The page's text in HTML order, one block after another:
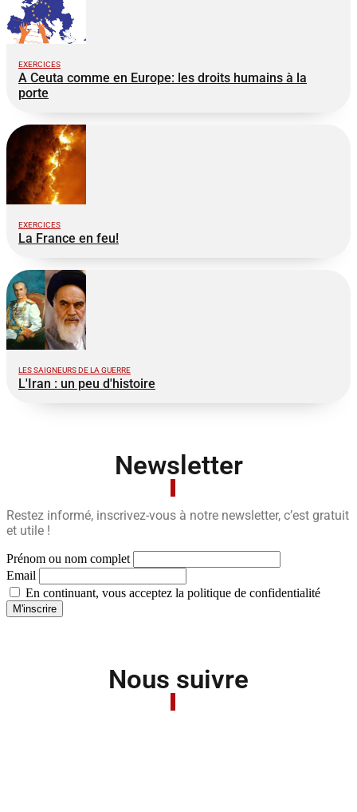
EXERCICES
A Ceuta comme en Europe: les droits humains à la
porte
EXERCICES
La France en feu!
LES SAIGNEURS DE LA GUERRE
L'Iran : un peu d'histoire
Newsletter
Restez informé, inscrivez-vous à notre newsletter, c’est gratuit
et utile !
Prénom ou nom complet
Email
En continuant, vous acceptez la politique de confidentialité
Nous suivre